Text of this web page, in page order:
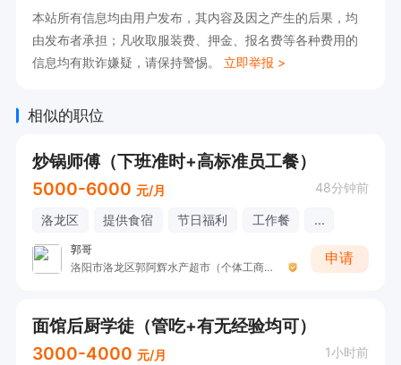
本站所有信息均由用户发布，其内容及因之产生的后果，均
由发布者承担；凡收取服装费、押金、报名费等各种费用的
信息均有欺诈嫌疑，请保持警惕。 立即举报 >
相似的职位
炒锅师傅（下班准时+高标准员工餐）
5000-6000 元/月 48分钟前
洛龙区 提供食宿 节日福利 工作餐 ...
郭哥
洛阳市洛龙区郭阿辉水产超市（个体工商户）
申请
面馆后厨学徒（管吃+有无经验均可）
3000-4000 元/月 1小时前